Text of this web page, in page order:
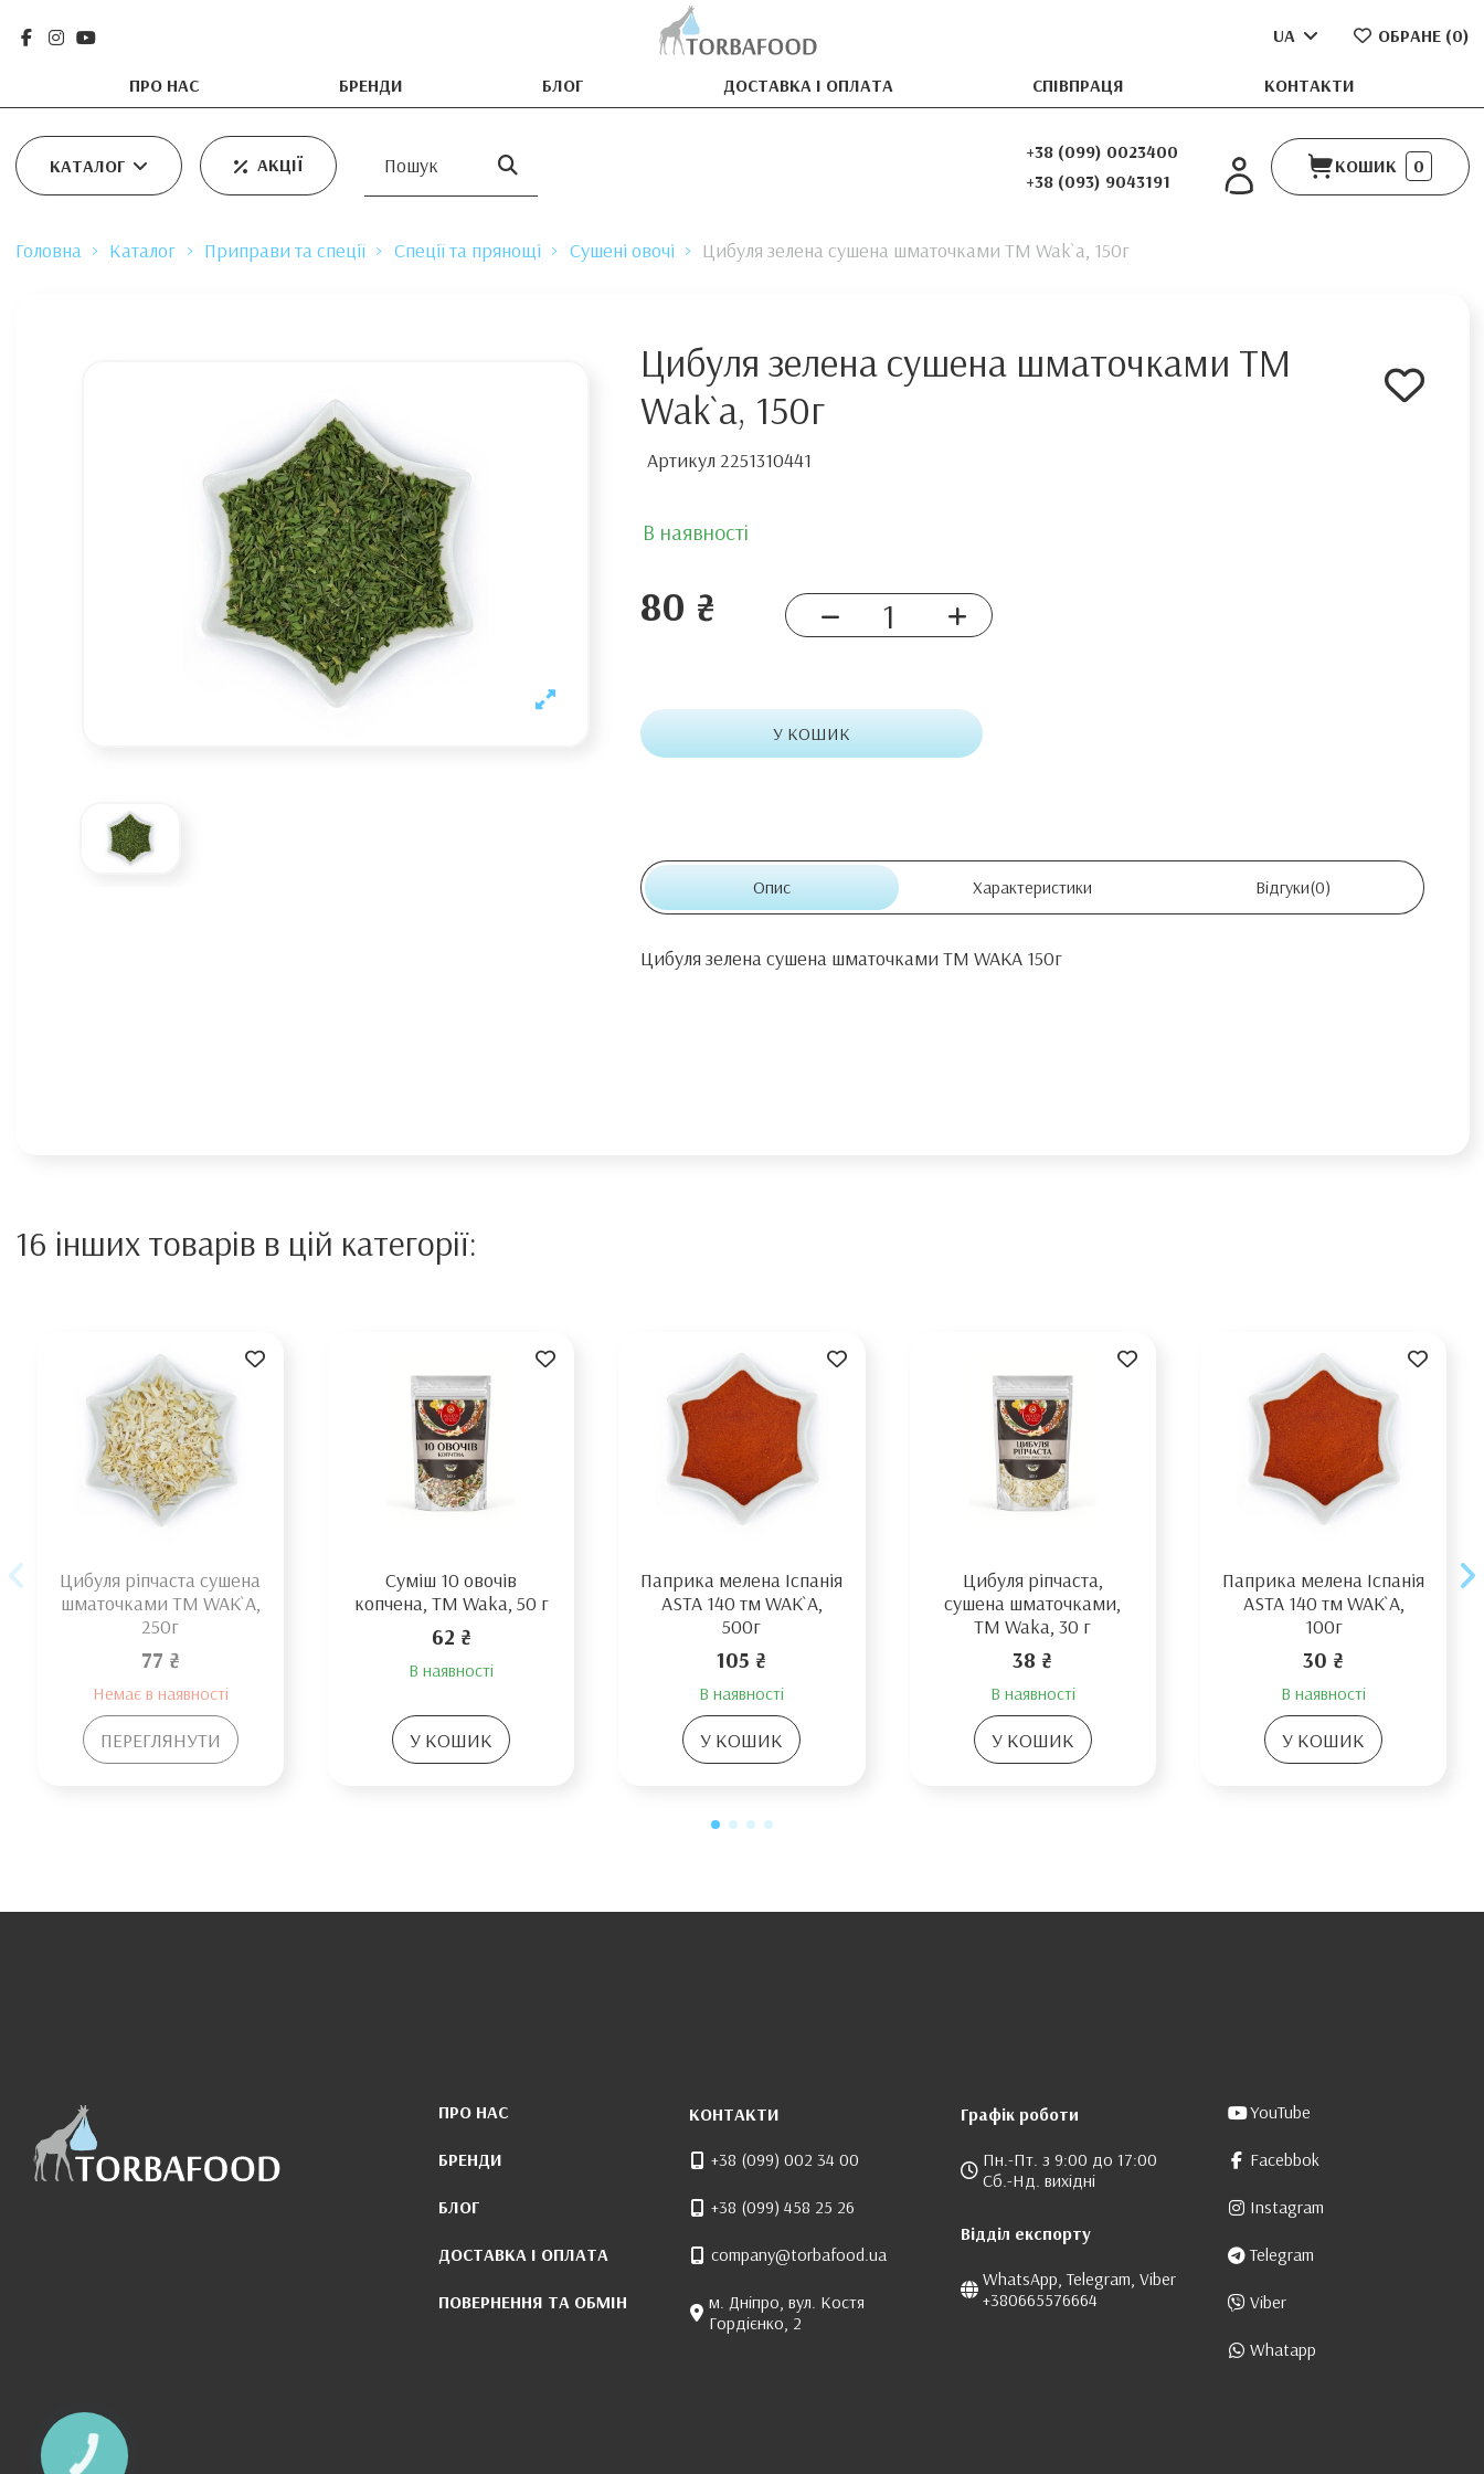
ПРО НАС БРЕНДИ БЛОГ ДОСТАВКА І ОПЛАТА СПІВПРАЦЯ КОНТАКТИ
UA ОБРАНЕ (0)
КАТАЛОГ АКЦІЇ
+38 (099) 0023400
+38 (093) 9043191
КОШИК 0
Головна Каталог Приправи та спеції Спеції та прянощі Сушені овочі Цибуля зелена сушена шматочками TM Wak`a, 150г
Цибуля зелена сушена шматочками TM
Wak`a, 150г
Артикул 2251310441
В наявності
80 ₴
У КОШИК
Опис Характеристики Відгуки(0)
Цибуля зелена сушена шматочками TM WAKA 150г
16 інших товарів в цій категорії:
Цибуля ріпчаста сушена
шматочками TM WAK`A,
250г
77 ₴
Немає в наявності
ПЕРЕГЛЯНУТИ
Суміш 10 овочів
копчена, ТМ Waka, 50 г
62 ₴
В наявності
У КОШИК
Паприка мелена Іспанія
ASTA 140 тм WAK`A,
500г
105 ₴
В наявності
У КОШИК
Цибуля ріпчаста,
сушена шматочками,
TM Waka, 30 г
38 ₴
В наявності
У КОШИК
Паприка мелена Іспанія
ASTA 140 тм WAK`A,
100г
30 ₴
В наявності
У КОШИК
ПРО НАС
БРЕНДИ
БЛОГ
ДОСТАВКА І ОПЛАТА
ПОВЕРНЕННЯ ТА ОБМІН
КОНТАКТИ
+38 (099) 002 34 00
+38 (099) 458 25 26
company@torbafood.ua
м. Дніпро, вул. Костя
Гордієнко, 2
Графік роботи
Пн.-Пт. з 9:00 до 17:00
Сб.-Нд. вихідні
Відділ експорту
WhatsApp, Telegram, Viber
+380665576664
YouTube
Facebbok
Instagram
Telegram
Viber
Whatapp
КНОПКА
ЗВ'ЯЗКУ